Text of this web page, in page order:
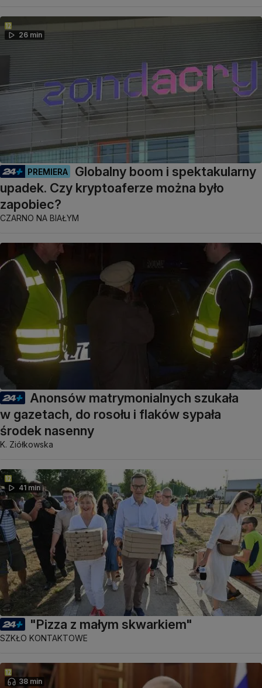
26 min
PREMIERA
Globalny boom i spektakularny
upadek. Czy kryptoaferze można było
zapobiec?
CZARNO NA BIAŁYM
Anonsów matrymonialnych szukała
w gazetach, do rosołu i flaków sypała
środek nasenny
K. Ziółkowska
41 min
"Pizza z małym skwarkiem"
SZKŁO KONTAKTOWE
38 min